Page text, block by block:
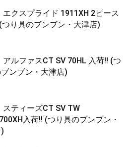
エクスプライド 1911XH 2ピース
つり具のブンブン・大津店)
アルファスCT SV 70HL 入荷!! (つ
ブンブン・大津店)
スティーズCT SV TW
入荷!! (つり具のブンブン・